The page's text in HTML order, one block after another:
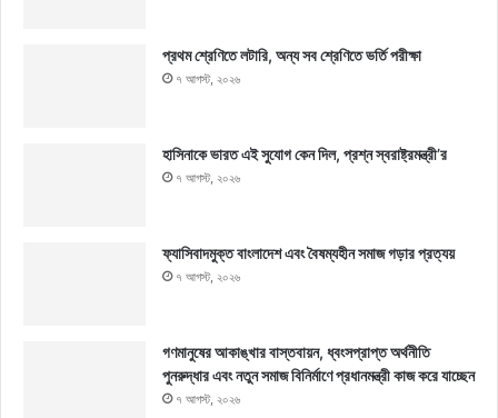
প্রথম শ্রেণিতে লটারি, অন্য সব শ্রেণিতে ভর্তি পরীক্ষা
৭ আগস্ট, ২০২৬
হাসিনাকে ভারত এই সুযোগ কেন দিল, প্রশ্ন স্বরাষ্ট্রমন্ত্রী’র
৭ আগস্ট, ২০২৬
ফ্যাসিবাদমুক্ত বাংলাদেশ এবং বৈষম্যহীন সমাজ গড়ার প্রত্যয়
৭ আগস্ট, ২০২৬
গণমানুষের আকাঙ্খার বাস্তবায়ন, ধ্বংসপ্রাপ্ত অর্থনীতি
পুনরুদ্ধার এবং নতুন সমাজ বিনির্মাণে প্রধানমন্ত্রী কাজ করে যাচ্ছেন
৭ আগস্ট, ২০২৬